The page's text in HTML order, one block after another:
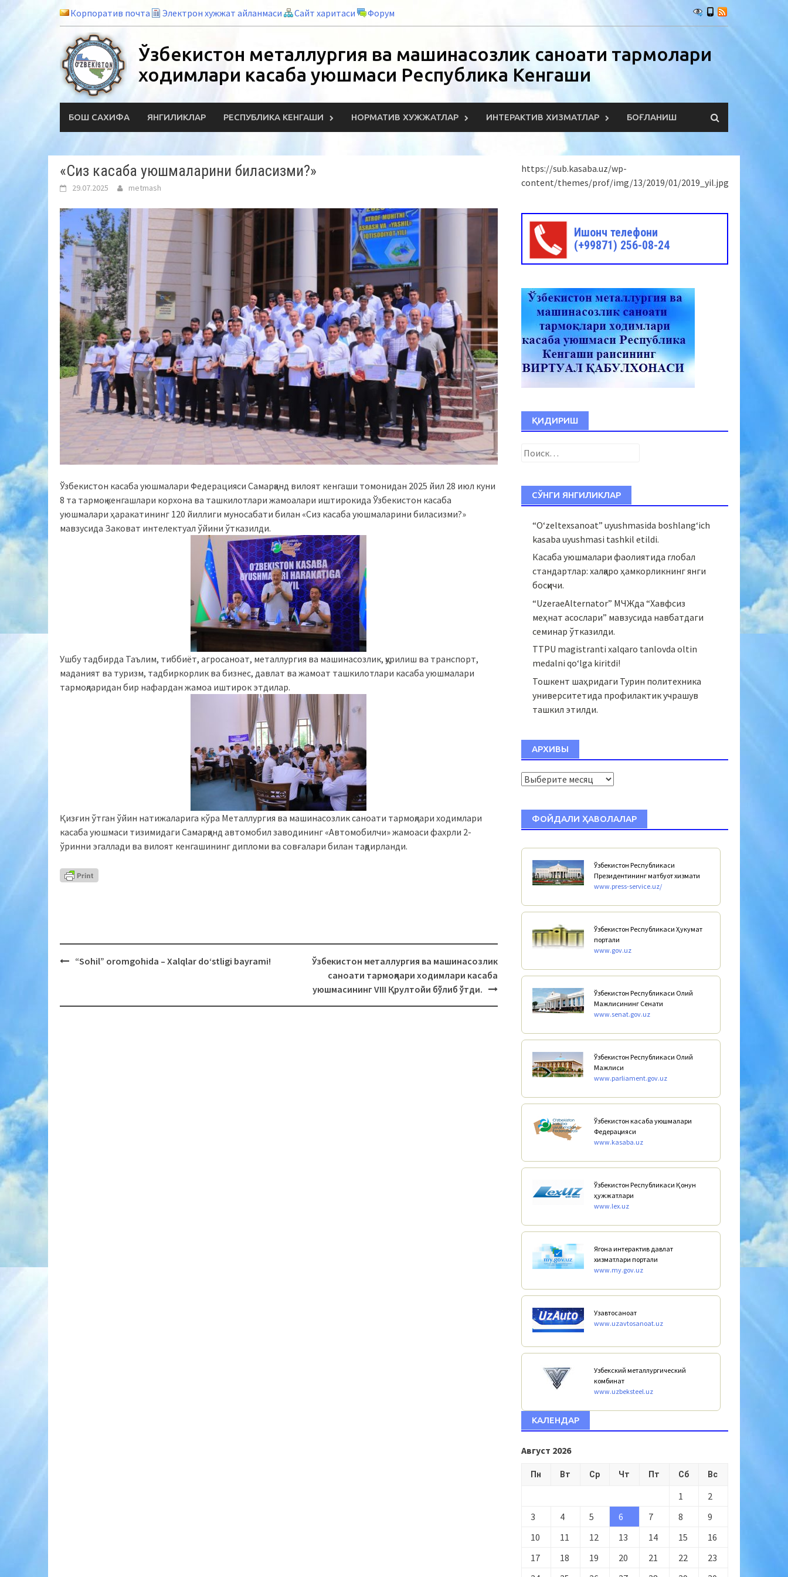
Корпоратив почта Электрон хужжат айланмаси Сайт харитаси Форум
Ўзбекистон металлургия ва машинасозлик саноати тармоқлари
ходимлари касаба уюшмаси Республика Кенгаши
БОШ САХИФА ЯНГИЛИКЛАР РЕСПУБЛИКА КЕНГАШИ НОРМАТИВ ХУЖЖАТЛАР ИНТЕРАКТИВ ХИЗМАТЛАР БОҒЛАНИШ
«Сиз касаба уюшмаларини биласизми?»
29.07.2025 metmash
Ўзбекистон касаба уюшмалари Федерацияси Самарқанд вилоят кенгаши томонидан 2025 йил 28 июл куни
8 та тармоқ кенгашлари корхона ва ташкилотлари жамоалари иштирокида Ўзбекистон касаба
уюшмалари ҳаракатининг 120 йиллиги муносабати билан «Сиз касаба уюшмаларини биласизми?»
мавзусида Заковат интелектуал ўйини ўтказилди.
Ушбу тадбирда Таълим, тиббиёт, агросаноат, металлургия ва машинасозлик, қурилиш ва транспорт,
маданият ва туризм, тадбиркорлик ва бизнес, давлат ва жамоат ташкилотлари касаба уюшмалари
тармоқларидан бир нафардан жамоа иштирок этдилар.
Қизғин ўтган ўйин натижаларига кўра Металлургия ва машинасозлик саноати тармоқлари ходимлари
касаба уюшмаси тизимидаги Самарқанд автомобил заводининг «Автомобилчи» жамоаси фахрли 2-
ўринни эгаллади ва вилоят кенгашининг дипломи ва совғалари билан тақдирланди.
“Sohil” oromgohida – Xalqlar do‘stligi bayrami!
Ўзбекистон металлургия ва машинасозлик
саноати тармоқлари ходимлари касаба
уюшмасининг VIII Қрултойи бўлиб ўтди.
https://sub.kasaba.uz/wp-
content/themes/prof/img/13/2019/01/2019_yil.jpg
Ишонч телефони
(+99871) 256-08-24
ҚИДИРИШ
Найти:
СЎНГИ ЯНГИЛИКЛАР
“O‘zeltexsanoat” uyushmasida boshlang‘ich
kasaba uyushmasi tashkil etildi.
Касаба уюшмалари фаолиятида глобал
стандартлар: халқаро ҳамкорликнинг янги
босқичи.
“UzeraeAlternator” МЧЖда “Хавфсиз
меҳнат асослари” мавзусида навбатдаги
семинар ўтказилди.
TTPU magistranti xalqaro tanlovda oltin
medalni qo‘lga kiritdi!
Тошкент шаҳридаги Турин политехника
университетида профилактик учрашув
ташкил этилди.
АРХИВЫ
Архивы
ФОЙДАЛИ ҲАВОЛАЛАР
Ўзбекистон Республикаси
Президентининг матбуот хизмати
www.press-service.uz/
Ўзбекистон Республикаси Ҳукумат
портали
www.gov.uz
Ўзбекистон Республикаси Олий
Мажлисининг Сенати
www.senat.gov.uz
Ўзбекистон Республикаси Олий
Мажлиси
www.parliament.gov.uz
Ўзбекистон касаба уюшмалари
Федерацияси
www.kasaba.uz
Ўзбекистон Республикаси Қонун
ҳужжатлари
www.lex.uz
Ягона интерактив давлат
хизматлари портали
www.my.gov.uz
Узавтосаноат
www.uzavtosanoat.uz
Узбекский металлургический
комбинат
www.uzbeksteel.uz
КАЛЕНДАР
Август 2026
Пн Вт Ср Чт Пт Сб Вс
1
2
3
4 5 6 7 8
9
10
11 12 13 14 15
16
17
18 19 20 21 22
23